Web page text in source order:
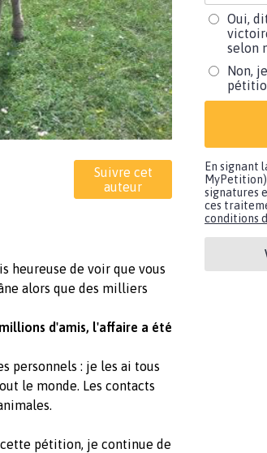
Suivre cet
auteur
heureuse de voir que vous
alors que des milliers
d'amis, l'affaire a été
personnels : je les ai tous
le monde. Les contacts
pétition, je continue de
Oui,
selon
Non,
En signant
signatures
ces
conditions